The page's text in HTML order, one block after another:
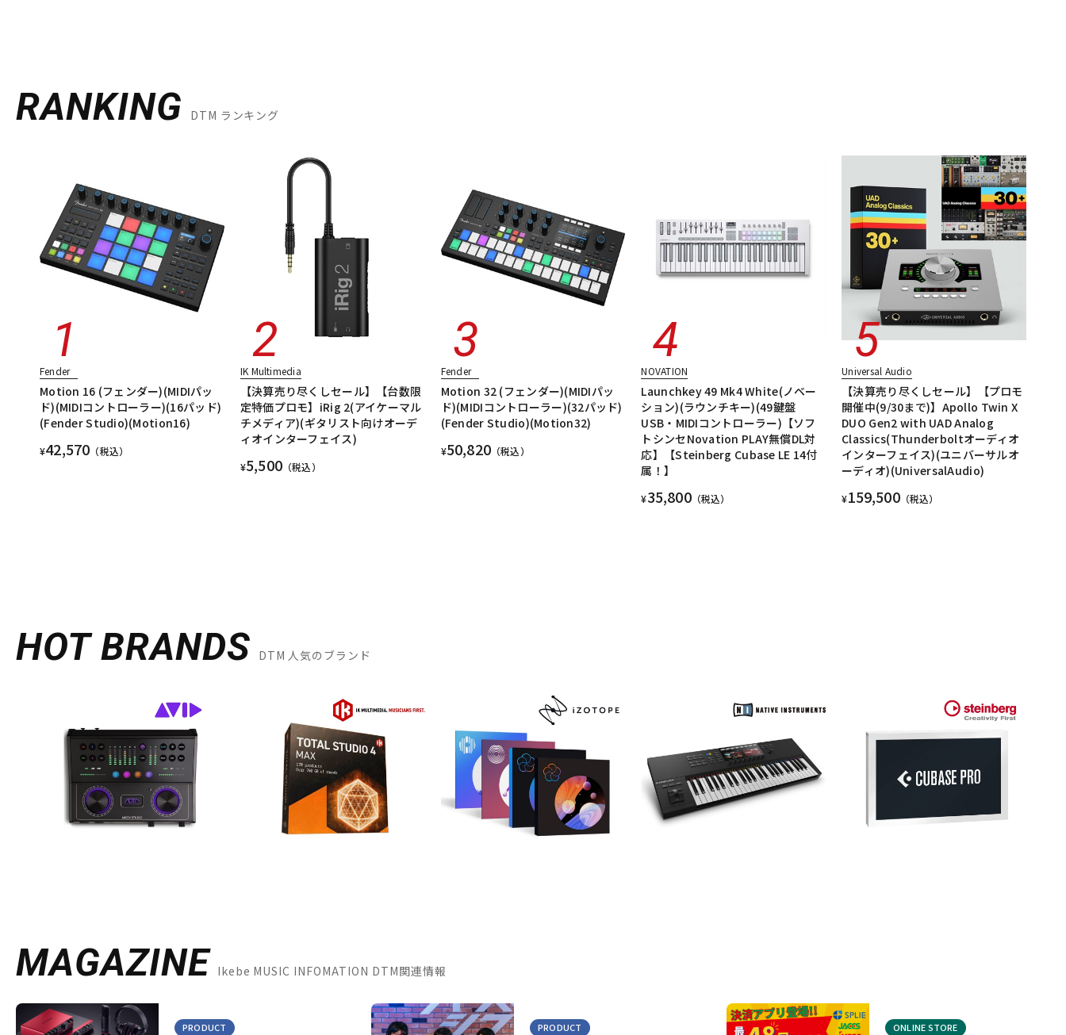
RANKING DTM ランキング
Fender
Motion 16 (フェンダー)(MIDIパッ
ド)(MIDIコントローラー)(16パッド)
(Fender Studio)(Motion16)
¥42,570 （税込）
IK Multimedia
【決算売り尽くしセール】【台数限
定特価プロモ】iRig 2(アイケーマル
チメディア)(ギタリスト向けオーデ
ィオインターフェイス)
¥5,500 （税込）
Fender
Motion 32 (フェンダー)(MIDIパッ
ド)(MIDIコントローラー)(32パッド)
(Fender Studio)(Motion32)
¥50,820 （税込）
NOVATION
Launchkey 49 Mk4 White(ノベー
ション)(ラウンチキー)(49鍵盤
USB・MIDIコントローラー)【ソフ
トシンセNovation PLAY無償DL対
応】【Steinberg Cubase LE 14付
属！】
¥35,800（税込）
Universal Audio
【決算売り尽くしセール】【プロモ
開催中(9/30まで)】Apollo Twin X
DUO Gen2 with UAD Analog
Classics(Thunderboltオーディオ
インターフェイス)(ユニバーサルオ
ーディオ)(UniversalAudio)
¥159,500（税込）
HOT BRANDS DTM 人気のブランド
MAGAZINE Ikebe MUSIC INFOMATION DTM関連情報
PRODUCT PRODUCT ONLINE STORE